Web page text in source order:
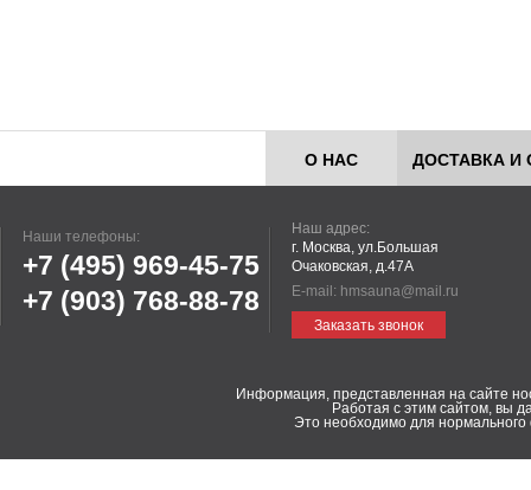
О НАС ДОСТАВКА И
Наши телефоны:
+7 (495) 969-45-75
+7 (903) 768-88-78
Наш адрес:
г. Москва, ул.Большая
Очаковская, д.47А
E-mail: hmsauna@mail.ru
Заказать звонок
Информация, представленная на сайте
Работая с этим сайтом, вы
Это необходимо для